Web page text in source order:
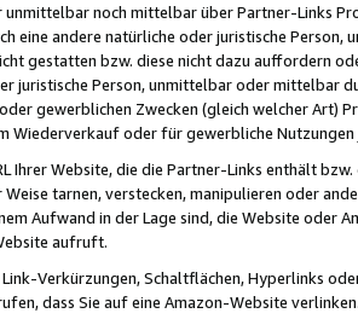
unmittelbar noch mittelbar über Partner-Links
eine andere natürliche oder juristische
gestatten bzw. diese nicht dazu auffordern
juristische Person, unmittelbar oder mittelbar
gewerblichen Zwecken (gleich welcher Art)
Wiederverkauf oder für gewerbliche
Ihrer Website, die die Partner-Links enthält
Weise tarnen, verstecken, manipulieren oder
Aufwand in der Lage sind, die Website oder
aufruft.
Verkürzungen, Schaltflächen, Hyperlinks
dass Sie auf eine Amazon-Website